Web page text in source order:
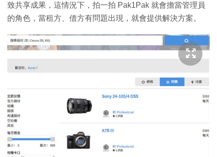
致共享成果，這情況下，拍一拍 Pak1Pak 就會擔當管理員
的角色，當租方、借方有問題出現，就會提供解決方案。